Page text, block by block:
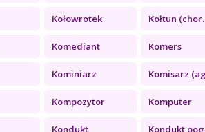
Kołowrotek Kołtun
Komediant Komers
Kominiarz Komisarz
Kompozytor Komputer
Kondukt Kondukt